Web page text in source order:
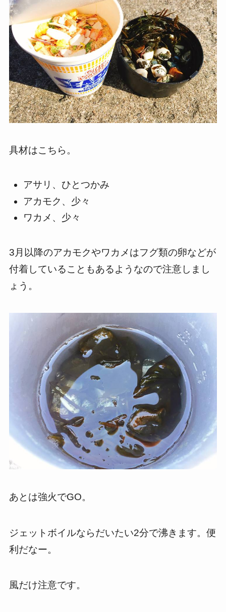
具材はこちら。
アサリ、ひとつかみ
アカモク、少々
ワカメ、少々
3月以降のアカモクやワカメはフグ類の卵などが
付着していることもあるようなので注意しまし
ょう。
あとは強火でGO。
ジェットボイルならだいたい2分で沸きます。便
利だなー。
風だけ注意です。